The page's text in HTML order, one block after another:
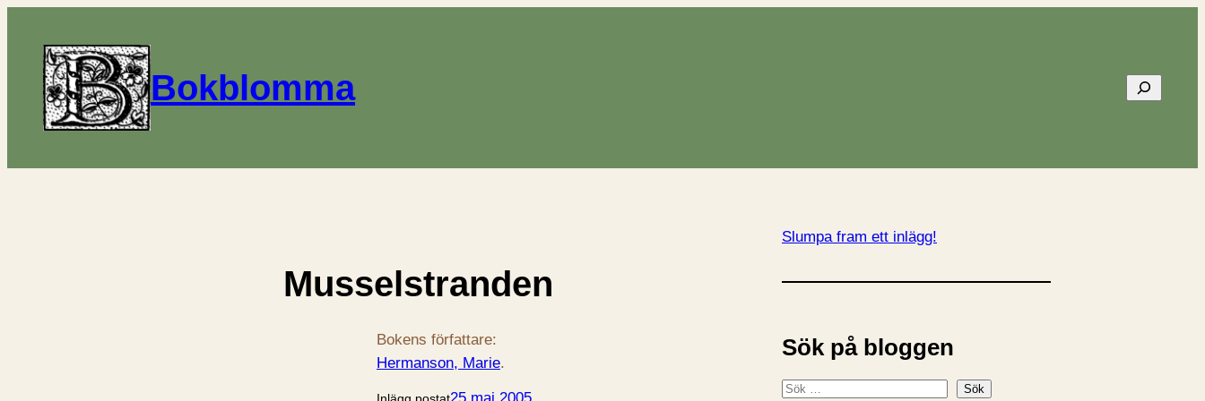
Bokblomma Sök
Musselstranden
Bokens författare:
Hermanson, Marie.
Inlägg postat25 maj 2005
Slumpa fram ett inlägg!
Sök på bloggen
S
Sök